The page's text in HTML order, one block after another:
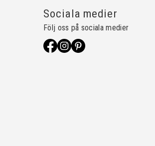
Sociala medier
Följ oss på sociala medier